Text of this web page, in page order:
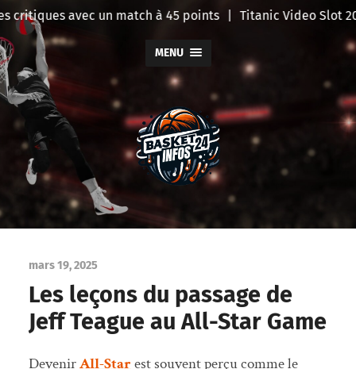
critiques avec un match à 45 points | Titanic Video Slot
MENU
BasketInfo
mars 19, 2025
Les leçons du passage de
Jeff Teague au All-Star Game
DevenirAll-Starest souvent perçu comme le